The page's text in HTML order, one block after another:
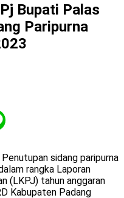
Bupati Palas
Paripurna
sidang paripurna
rangka Laporan
(LKPJ) tahun anggaran
Kabupaten Padang